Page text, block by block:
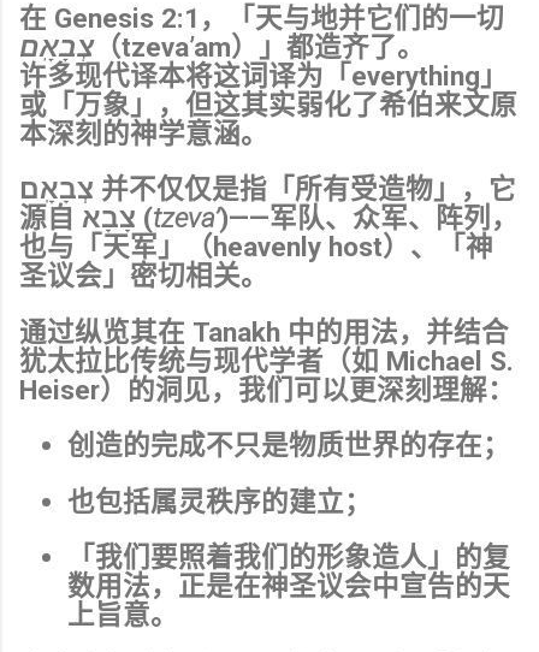
在 Genesis 2:1，「天与地并它们的一切
צְבָאָֽם（tzeva’am）」都造齐了。
许多现代译本将这词译为「everything」
或「万象」，但这其实弱化了希伯来文原
本深刻的神学意涵。
צְבָאָֽם 并不仅仅是指「所有受造物」，它
源自 צָבָא (tzeva’)——军队、众军、阵列，
也与「天军」（heavenly host）、「神
圣议会」密切相关。
通过纵览其在 Tanakh 中的用法，并结合
犹太拉比传统与现代学者（如 Michael S.
Heiser）的洞见，我们可以更深刻理解：
创造的完成不只是物质世界的存在；
也包括属灵秩序的建立；
「我们要照着我们的形象造人」的复
数用法，正是在神圣议会中宣告的天
上旨意。